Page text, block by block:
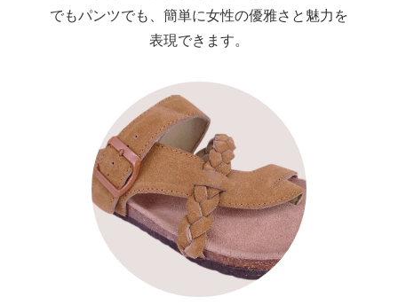
でもパンツでも、簡単に女性の優雅さと魅力を
表現できます。